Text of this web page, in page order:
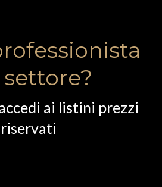
ai listini prezzi
riservati